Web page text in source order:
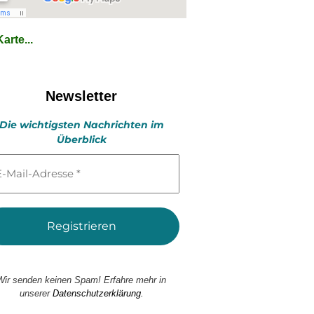
Newsletter
Die wichtigsten Nachrichten im
Überblick
senden keinen Spam! Erfahre mehr in
unserer Datenschutzerklärung.